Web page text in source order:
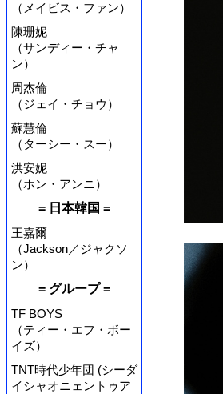
（メイビス・ファン）
陳珊妮
（サンディー・チャ
ン）
周杰倫
（ジェイ・チョウ）
蘇慧倫
（ターシー・スー）
洪安妮
（ホン・アンニ）
= 日本韓国 =
王嘉爾
（Jackson／ジャクソ
ン）
= グループ =
TF BOYS
（ティー・エフ・ボー
イズ）
TNT時代少年団 (シーダ
イシャオニェントゥア